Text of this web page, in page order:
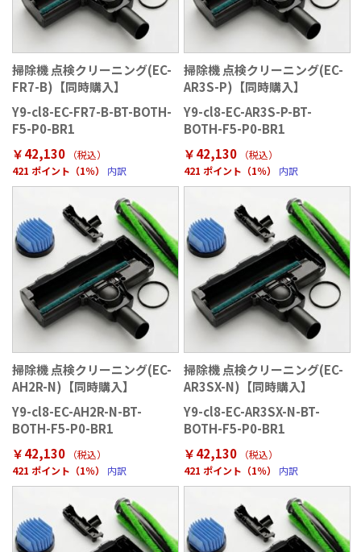
掃除機 点検クリーニング(EC-
FR7-B)【同時購入】
Y9-cl8-EC-FR7-B-BT-BOTH-
F5-P0-BR1
￥42,130
（税込）
421 ポイント（1％）
内訳
掃除機 点検クリーニング(EC-
AR3S-P)【同時購入】
Y9-cl8-EC-AR3S-P-BT-
BOTH-F5-P0-BR1
￥42,130
（税込）
421 ポイント（1％）
内訳
掃除機 点検クリーニング(EC-
AH2R-N)【同時購入】
Y9-cl8-EC-AH2R-N-BT-
BOTH-F5-P0-BR1
￥42,130
（税込）
421 ポイント（1％）
内訳
掃除機 点検クリーニング(EC-
AR3SX-N)【同時購入】
Y9-cl8-EC-AR3SX-N-BT-
BOTH-F5-P0-BR1
￥42,130
（税込）
421 ポイント（1％）
内訳